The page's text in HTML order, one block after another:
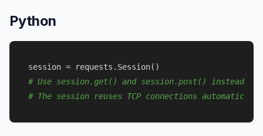
Python
# Use session.get() and session.post() instead of
# The session reuses TCP connections automatically